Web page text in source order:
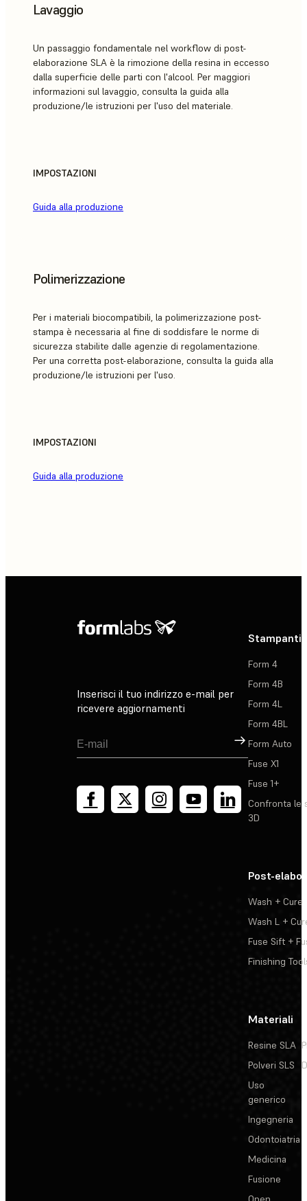
Lavaggio
Un passaggio fondamentale nel workflow di post-
elaborazione SLA è la rimozione della resina in eccesso
dalla superficie delle parti con l'alcool. Per maggiori
informazioni sul lavaggio, consulta la guida alla
produzione/le istruzioni per l'uso del materiale.
IMPOSTAZIONI
Guida alla produzione
Polimerizzazione
Per i materiali biocompatibili, la polimerizzazione post-
stampa è necessaria al fine di soddisfare le norme di
sicurezza stabilite dalle agenzie di regolamentazione.
Per una corretta post-elaborazione, consulta la guida alla
produzione/le istruzioni per l'uso.
IMPOSTAZIONI
Guida alla produzione
Inserisci il tuo indirizzo e-mail per
ricevere aggiornamenti
Registrati
Stampanti
Form 4
Form 4B
Form 4L
Form 4BL
Form Auto
Fuse X1
Fuse 1+
Confronta le
3D
Post-
Wash + Cure
Wash L +
Fuse Sift +
Finishing
Materiali
Resine SLA
Polveri SLS
Uso
generico
Ingegneria
Odontoiatria
Medicina
Fusione